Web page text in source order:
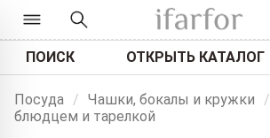
ПОИСК ОТКРЫТЬ КАТАЛОГ
Посуда / Чашки, бокалы и кружки /
блюдцем и тарелкой